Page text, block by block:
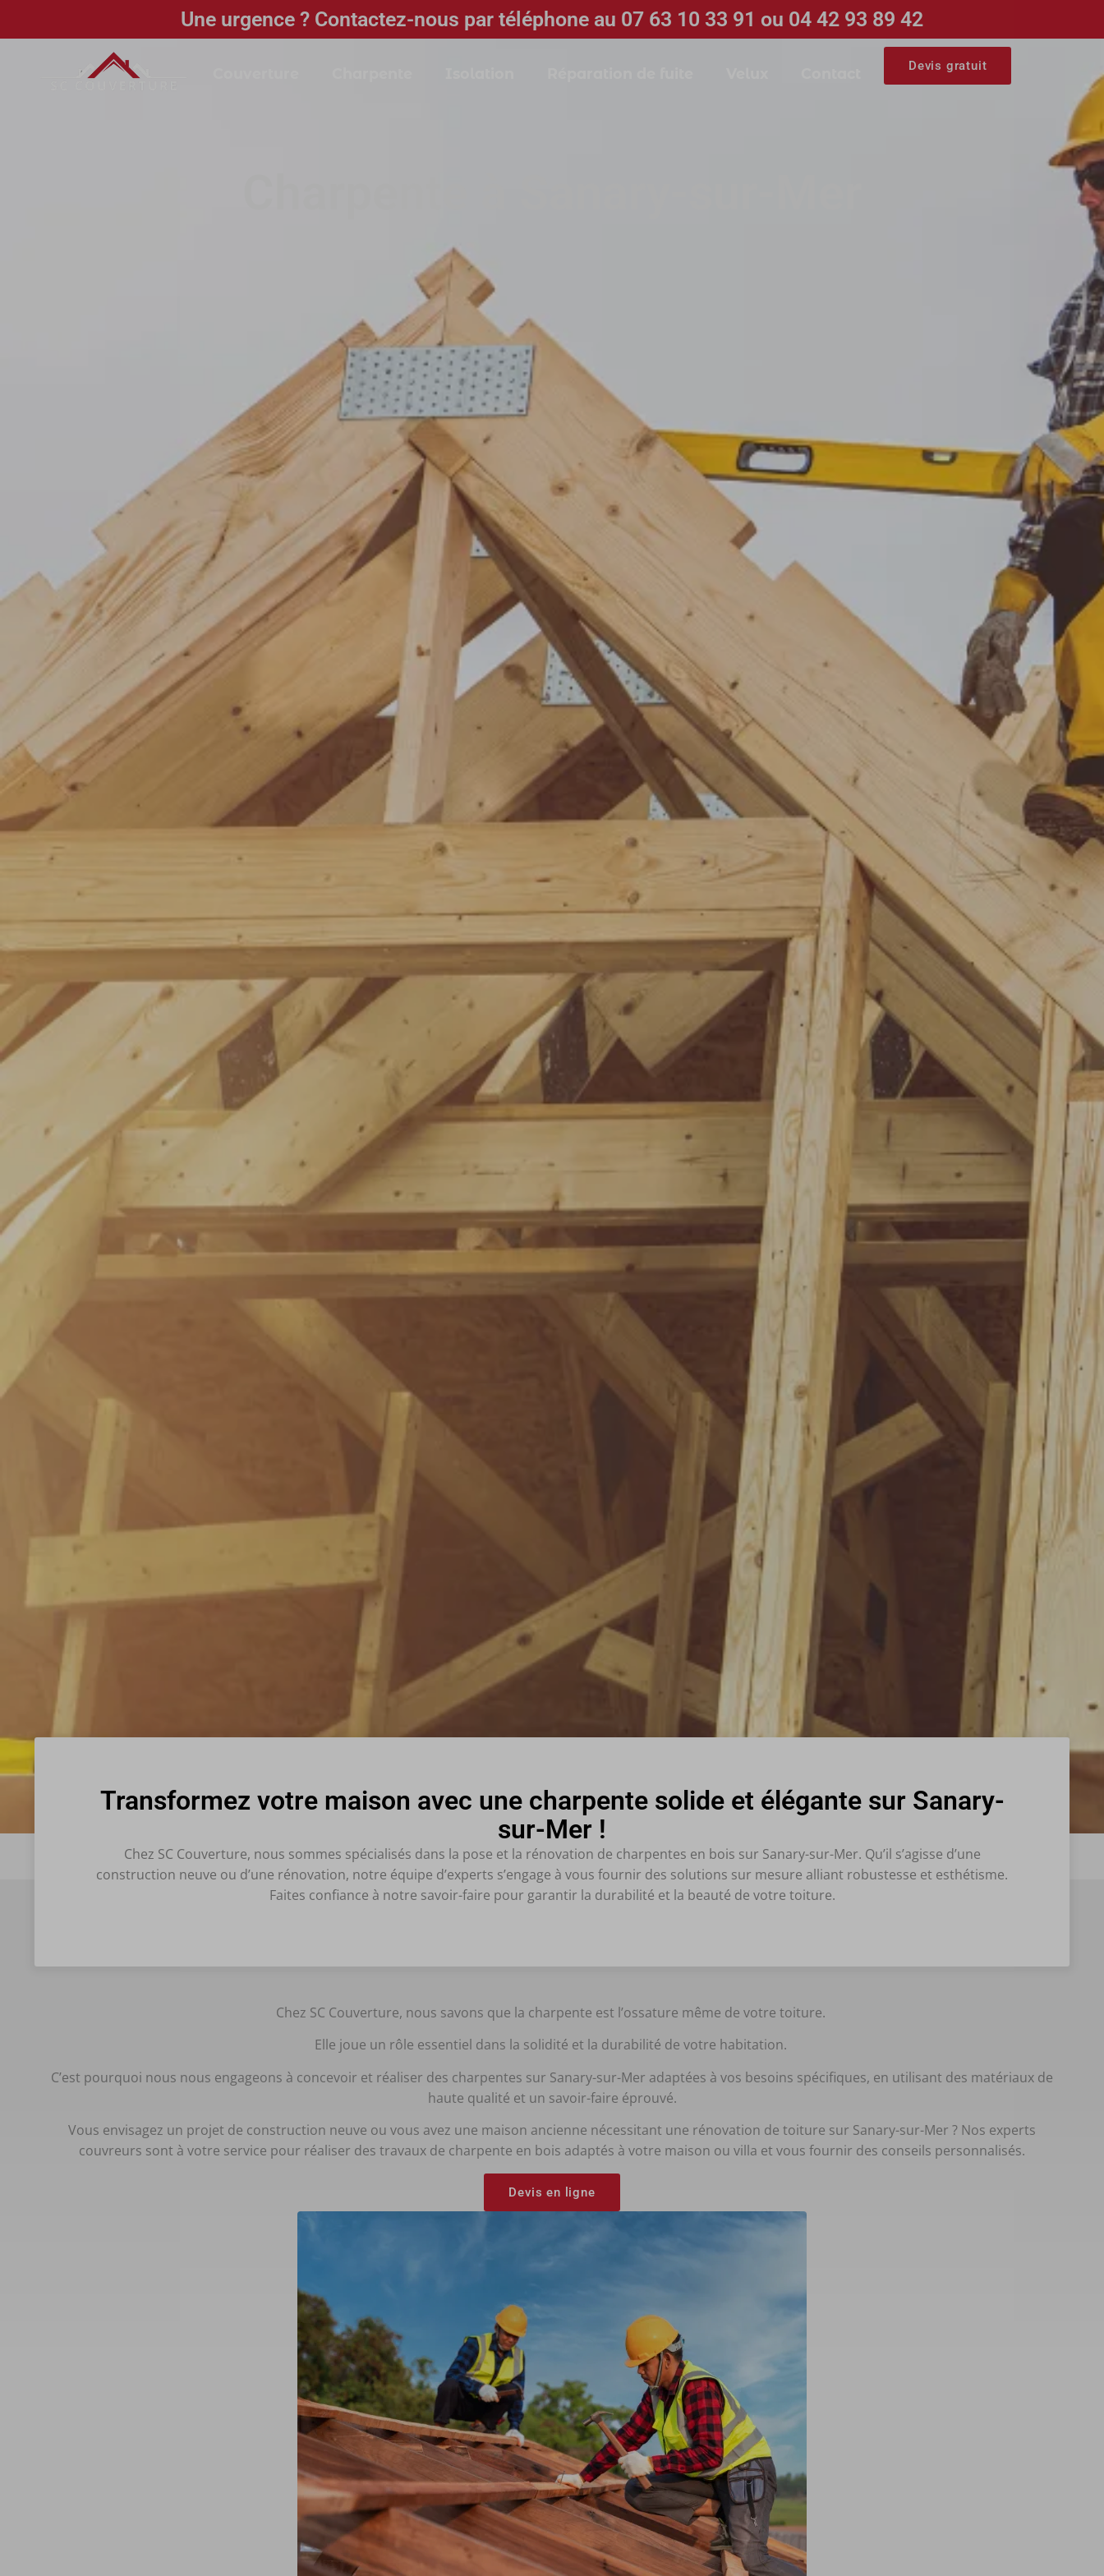
Une urgence ? Contactez-nous par téléphone au 07 63 10 33 91 ou 04 42 93 89 42
Devis gratuit
Transformez votre maison avec une charpente solide et élégante sur Sanary-
sur-Mer !
Chez SC Couverture, nous sommes spécialisés dans la pose et la rénovation de charpentes en bois sur Sanary-sur-Mer. Qu’il s’agisse d’une
construction neuve ou d’une rénovation, notre équipe d’experts s’engage à vous fournir des solutions sur mesure alliant robustesse et esthétisme.
Faites confiance à notre savoir-faire pour garantir la durabilité et la beauté de votre toiture.
Chez SC Couverture, nous savons que la charpente est l’ossature même de votre toiture.
Elle joue un rôle essentiel dans la solidité et la durabilité de votre habitation.
C’est pourquoi nous nous engageons à concevoir et réaliser des charpentes sur Sanary-sur-Mer adaptées à vos besoins spécifiques, en utilisant des matériaux de
haute qualité et un savoir-faire éprouvé.
Vous envisagez un projet de construction neuve ou vous avez une maison ancienne nécessitant une rénovation de toiture sur Sanary-sur-Mer ? Nos experts
couvreurs sont à votre service pour réaliser des travaux de charpente en bois adaptés à votre maison ou villa et vous fournir des conseils personnalisés.
Devis en ligne